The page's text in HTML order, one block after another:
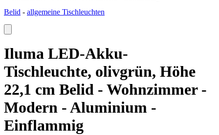
Belid - allgemeine Tischleuchten
Iluma LED-Akku-
Tischleuchte, olivgrün, Höhe
22,1 cm Belid - Wohnzimmer -
Modern - Aluminium -
Einflammig